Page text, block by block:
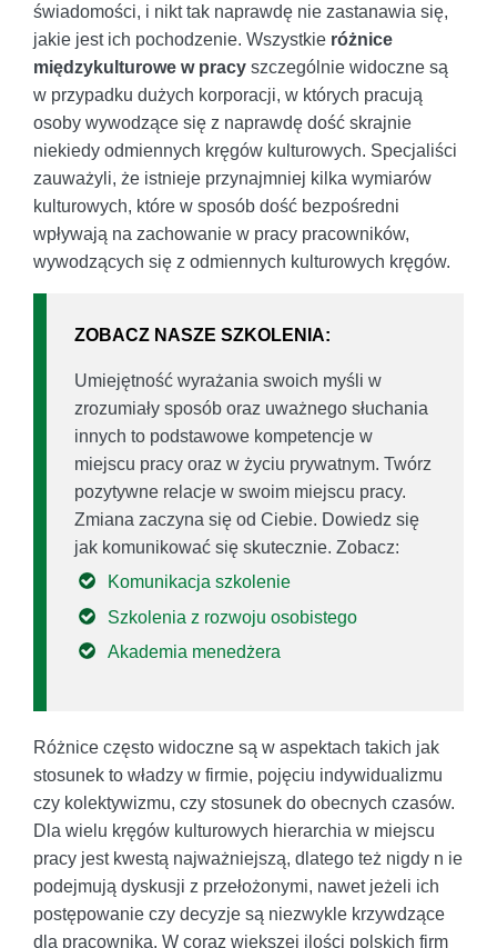
świadomości, i nikt tak naprawdę nie zastanawia się,
jakie jest ich pochodzenie. Wszystkie różnice
międzykulturowe w pracy szczególnie widoczne są
w przypadku dużych korporacji, w których pracują
osoby wywodzące się z naprawdę dość skrajnie
niekiedy odmiennych kręgów kulturowych. Specjaliści
zauważyli, że istnieje przynajmniej kilka wymiarów
kulturowych, które w sposób dość bezpośredni
wpływają na zachowanie w pracy pracowników,
wywodzących się z odmiennych kulturowych kręgów.
ZOBACZ NASZE SZKOLENIA:
Umiejętność wyrażania swoich myśli w
zrozumiały sposób oraz uważnego słuchania
innych to podstawowe kompetencje w
miejscu pracy oraz w życiu prywatnym. Twórz
pozytywne relacje w swoim miejscu pracy.
Zmiana zaczyna się od Ciebie. Dowiedz się
jak komunikować się skutecznie. Zobacz:
Komunikacja szkolenie
Szkolenia z rozwoju osobistego
Akademia menedżera
Różnice często widoczne są w aspektach takich jak
stosunek to władzy w firmie, pojęciu indywidualizmu
czy kolektywizmu, czy stosunek do obecnych czasów.
Dla wielu kręgów kulturowych hierarchia w miejscu
pracy jest kwestą najważniejszą, dlatego też nigdy n ie
podejmują dyskusji z przełożonymi, nawet jeżeli ich
postępowanie czy decyzje są niezwykle krzywdzące
dla pracownika. W coraz większej ilości polskich firm